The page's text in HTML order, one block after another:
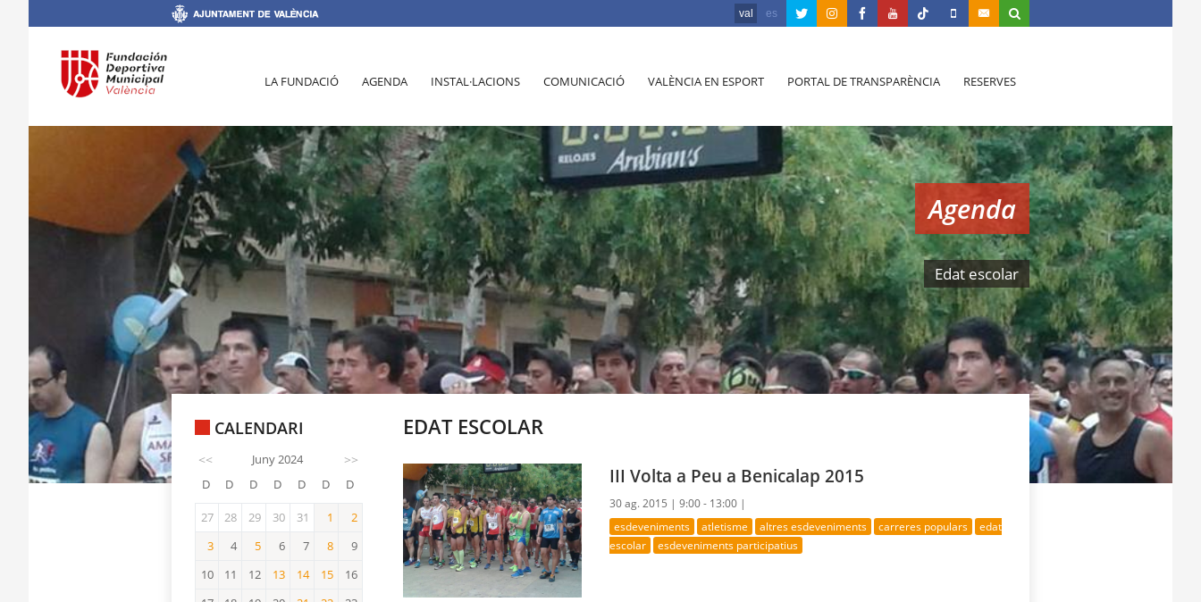
val es
LA FUNDACIÓ AGENDA INSTAL·LACIONS COMUNICACIÓ VALÈNCIA EN ESPORT PORTAL DE TRANSPARÈNCIA RESERVES
Agenda
Edat escolar
CALENDARI
<< Juny 2024 >>
D D D D D D D
27 28 29 30 31 1 2
3 4 5 6 7 8
8
9
10
11 12 13
13
14
14
15
15
16
EDAT ESCOLAR
III Volta a Peu a Benicalap 2015
30 ag. 2015 |9:00 - 13:00 |
esdeveniments atletisme altres esdeveniments carreres populars
edat
escolar
esdeveniments participatius